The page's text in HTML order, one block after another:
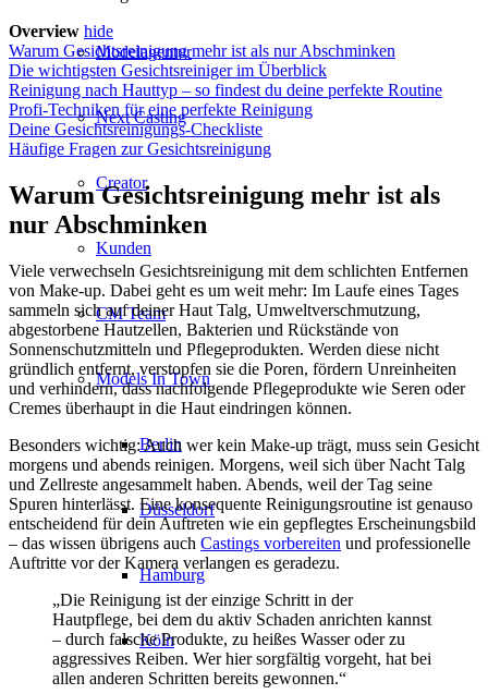
Modelagentur
Next Casting
Creator
Kunden
CM Team
Models In Town
Berlin
Düsseldorf
Hamburg
Köln
Overview hide
Warum Gesichtsreinigung mehr ist als nur Abschminken
Die wichtigsten Gesichtsreiniger im Überblick
Reinigung nach Hauttyp – so findest du deine perfekte Routine
Profi-Techniken für eine perfekte Reinigung
Deine Gesichtsreinigungs-Checkliste
Häufige Fragen zur Gesichtsreinigung
Warum Gesichtsreinigung mehr ist als
nur Abschminken
Viele verwechseln Gesichtsreinigung mit dem schlichten Entfernen
von Make-up. Dabei geht es um weit mehr: Im Laufe eines Tages
sammeln sich auf deiner Haut Talg, Umweltverschmutzung,
abgestorbene Hautzellen, Bakterien und Rückstände von
Sonnenschutzmitteln und Pflegeprodukten. Werden diese nicht
gründlich entfernt, verstopfen sie die Poren, fördern Unreinheiten
und verhindern, dass nachfolgende Pflegeprodukte wie Seren oder
Cremes überhaupt in die Haut eindringen können.
Besonders wichtig: Auch wer kein Make-up trägt, muss sein Gesicht
morgens und abends reinigen. Morgens, weil sich über Nacht Talg
und Zellreste angesammelt haben. Abends, weil der Tag seine
Spuren hinterlässt. Eine konsequente Reinigungsroutine ist genauso
entscheidend für dein Auftreten wie ein gepflegtes Erscheinungsbild
– das wissen übrigens auch Castings vorbereiten und professionelle
Auftritte vor der Kamera verlangen es geradezu.
„Die Reinigung ist der einzige Schritt in der
Hautpflege, bei dem du aktiv Schaden anrichten kannst
– durch falsche Produkte, zu heißes Wasser oder zu
aggressives Reiben. Wer hier sorgfältig vorgeht, hat bei
allen anderen Schritten bereits gewonnen.“